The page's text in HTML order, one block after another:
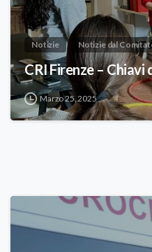
Notizie Notizie dal
CRI Firenze –
Marzo 25, 2025